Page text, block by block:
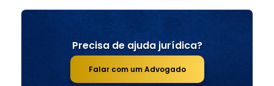
Precisa de ajuda jurídica?
Falar com um Advogado